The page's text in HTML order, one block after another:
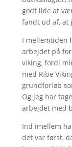
godt lide at
fandt ud af, at
I mellemtiden
arbejdet på
viking, fordi
med Ribe
grundforløb
Og jeg har
arbejdet med
Ind imellem
det var først,